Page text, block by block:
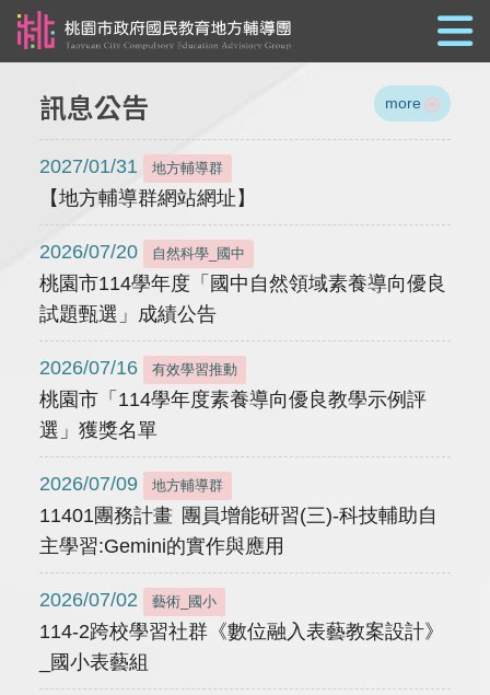
訊息公告 more
2027/01/31 地方輔導群
【地方輔導群網站網址】
2026/07/20 自然科學_國中
桃園市114學年度「國中自然領域素養導向優良
試題甄選」成績公告
2026/07/16 有效學習推動
桃園市「114學年度素養導向優良教學示例評
選」獲獎名單
2026/07/09 地方輔導群
11401團務計畫 團員增能研習(三)-科技輔助自
主學習:Gemini的實作與應用
2026/07/02 藝術_國小
114-2跨校學習社群《數位融入表藝教案設計》
_國小表藝組